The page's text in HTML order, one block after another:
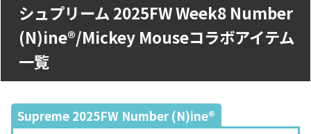
シュプリーム 2025FW Week8 Number
(N)ine®/Mickey Mouseコラボアイテム
一覧
Supreme 2025FW Number (N)ine®